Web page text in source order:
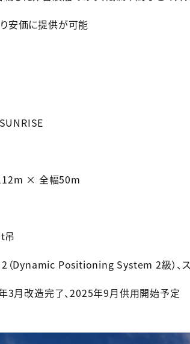
安価に提供が可能
× 全幅50m
吊
（Dynamic Positioning System 2級）、ス
3月改造完了、2025年9月供用開始予定